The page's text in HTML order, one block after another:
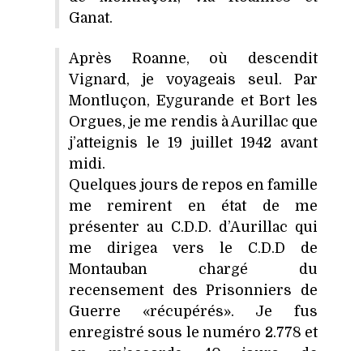
Ganat.
Après Roanne, où descendit
Vignard, je voyageais seul. Par
Montluçon, Eygurande et Bort les
Orgues, je me rendis à Aurillac que
j’atteignis le 19 juillet 1942 avant
midi.
Quelques jours de repos en famille
me remirent en état de me
présenter au C.D.D. d’Aurillac qui
me dirigea vers le C.D.D de
Montauban chargé du
recensement des Prisonniers de
Guerre «récupérés». Je fus
enregistré sous le numéro 2.778 et